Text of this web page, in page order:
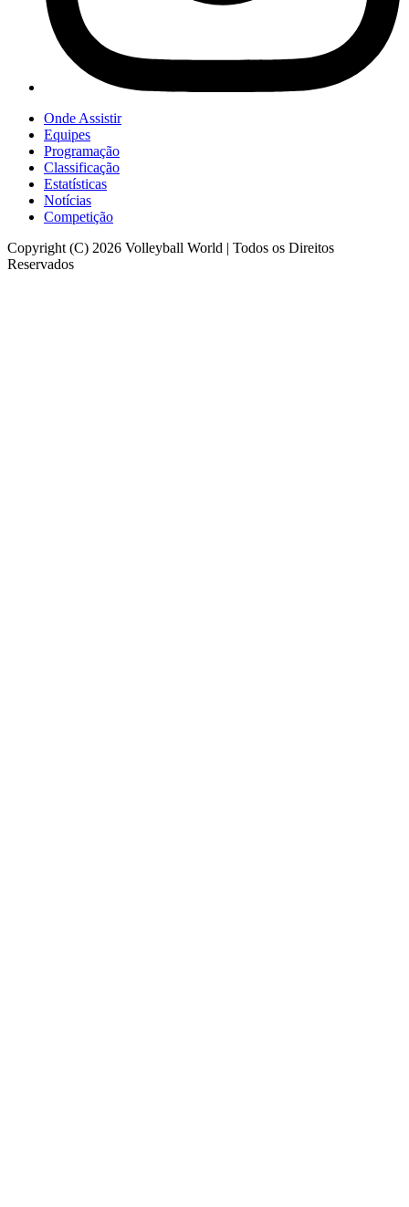
Onde Assistir
Equipes
Programação
Classificação
Estatísticas
Notícias
Competição
Copyright (C) 2026 Volleyball World | Todos os Direitos
Reservados